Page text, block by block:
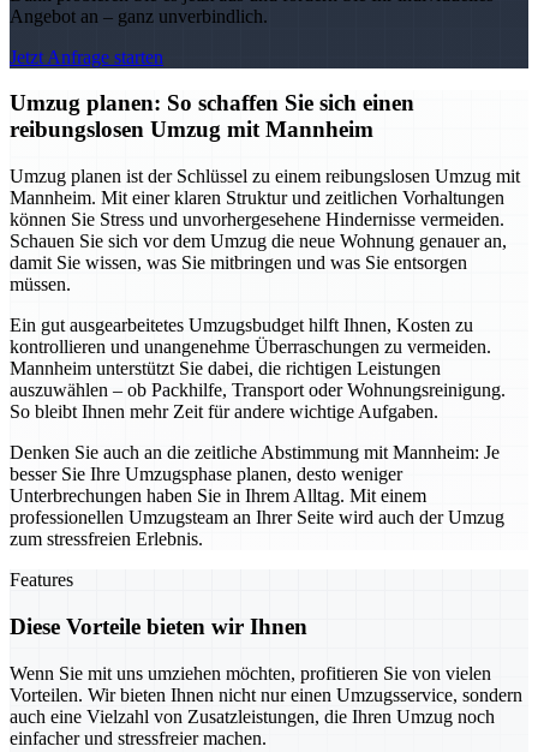
Angebot an – ganz unverbindlich.
Jetzt Anfrage starten
Umzug planen: So schaffen Sie sich einen
reibungslosen Umzug mit Mannheim
Umzug planen ist der Schlüssel zu einem reibungslosen Umzug mit
Mannheim. Mit einer klaren Struktur und zeitlichen Vorhaltungen
können Sie Stress und unvorhergesehene Hindernisse vermeiden.
Schauen Sie sich vor dem Umzug die neue Wohnung genauer an,
damit Sie wissen, was Sie mitbringen und was Sie entsorgen
müssen.
Ein gut ausgearbeitetes Umzugsbudget hilft Ihnen, Kosten zu
kontrollieren und unangenehme Überraschungen zu vermeiden.
Mannheim unterstützt Sie dabei, die richtigen Leistungen
auszuwählen – ob Packhilfe, Transport oder Wohnungsreinigung.
So bleibt Ihnen mehr Zeit für andere wichtige Aufgaben.
Denken Sie auch an die zeitliche Abstimmung mit Mannheim: Je
besser Sie Ihre Umzugsphase planen, desto weniger
Unterbrechungen haben Sie in Ihrem Alltag. Mit einem
professionellen Umzugsteam an Ihrer Seite wird auch der Umzug
zum stressfreien Erlebnis.
Features
Diese Vorteile bieten wir Ihnen
Wenn Sie mit uns umziehen möchten, profitieren Sie von vielen
Vorteilen. Wir bieten Ihnen nicht nur einen Umzugsservice, sondern
auch eine Vielzahl von Zusatzleistungen, die Ihren Umzug noch
einfacher und stressfreier machen.